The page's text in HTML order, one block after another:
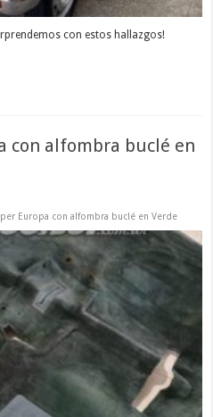
con estos hallazgos!
con alfombra buclé en
Europa con alfombra buclé en Verde